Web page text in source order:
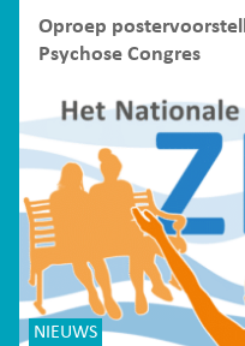
Oproep
Psychose Congres
NIEUWS